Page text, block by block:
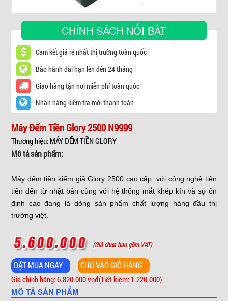
CHÍNH SÁCH NỔI BẬT
Cam kết giá rẻ nhất thị trường toàn quốc
Bảo hành dài hạn lên đến 24 tháng
Giao hàng tận nơi miễn phí toàn quốc
Nhận hàng kiểm tra mới thanh toán
Máy Đếm Tiền Glory 2500 N9999
Thương hiệu: MÁY ĐẾM TIỀN GLORY
Mô tả sản phẩm:
Máy đếm tiền kiểm giả Glory 2500 cao cấp. với công nghệ tiên
tiến đến từ nhật bản cùng với hệ thống mắt khép kín và sự ổn
định cao đang là dòng sản phẩm chất lượng hàng đầu thị
trường việt.
(Giá chưa bao gồm VAT)
Giá chính hãng: 6.820.000 vnđ(Tiết kiệm: 1.220.000)
MÔ TẢ SẢN PHẨM